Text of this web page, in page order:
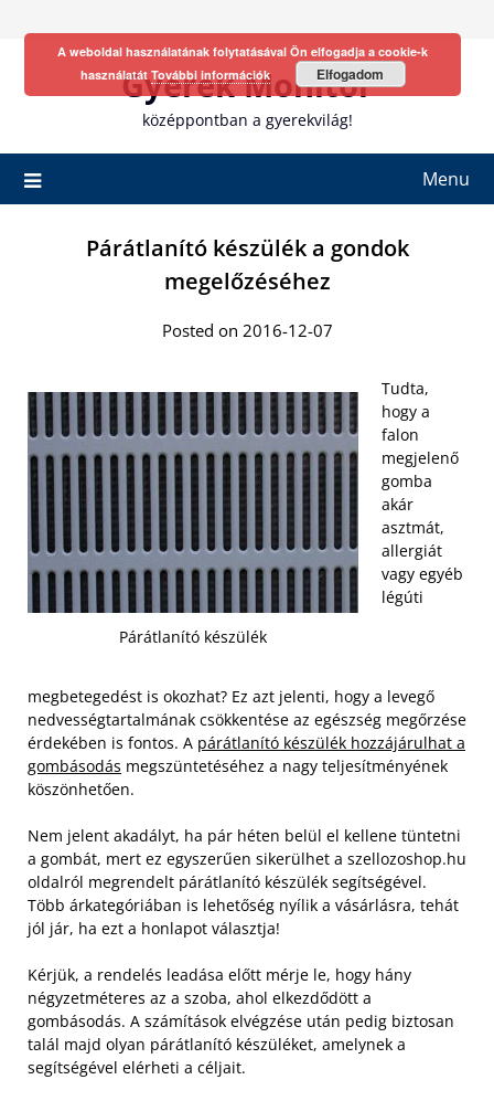
Gyerek Monitor
középpontban a gyerekvilág!
Menu
Párátlanító készülék a gondok
megelőzéséhez
Posted on 2016-12-07
Párátlanító készülék
Tudta,
hogy a
falon
megjelenő
gomba
akár
asztmát,
allergiát
vagy egyéb
légúti
megbetegedést is okozhat? Ez azt jelenti, hogy a levegő
nedvességtartalmának csökkentése az egészség megőrzése
érdekében is fontos. A párátlanító készülék hozzájárulhat a
gombásodás megszüntetéséhez a nagy teljesítményének
köszönhetően.
Nem jelent akadályt, ha pár héten belül el kellene tüntetni
a gombát, mert ez egyszerűen sikerülhet a szellozoshop.hu
oldalról megrendelt párátlanító készülék segítségével.
Több árkategóriában is lehetőség nyílik a vásárlásra, tehát
jól jár, ha ezt a honlapot választja!
Kérjük, a rendelés leadása előtt mérje le, hogy hány
négyzetméteres az a szoba, ahol elkezdődött a
gombásodás. A számítások elvégzése után pedig biztosan
talál majd olyan párátlanító készüléket, amelynek a
segítségével elérheti a céljait.
A weboldal használatának folytatásával Ön elfogadja a cookie-k
használatát További információk Elfogadom